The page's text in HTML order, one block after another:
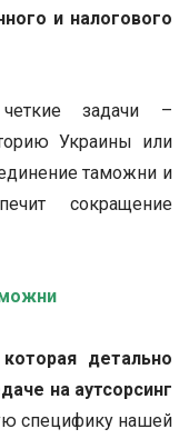
и налогового
задачи –
Украины или
таможни и
сокращение
детально
на аутсорсинг
специфику нашей